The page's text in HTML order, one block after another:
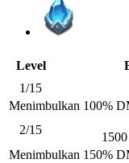
Level
1/15
Menimbulkan 100%
2/15
Menimbulkan 150%